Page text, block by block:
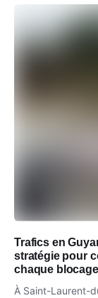
Trafics en
stratégie pour
chaque blocage
À Saint-Laurent-